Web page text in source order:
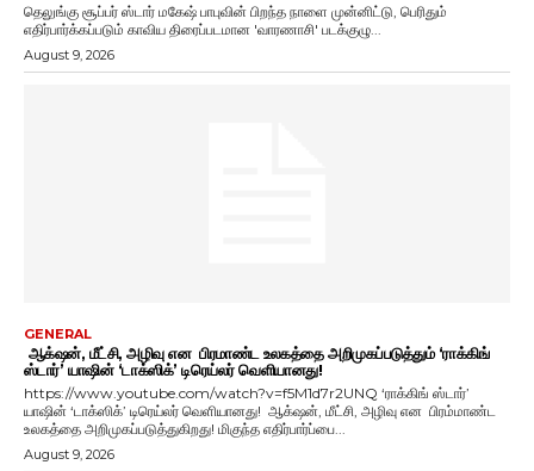
தெலுங்கு சூப்பர் ஸ்டார் மகேஷ் பாபுவின் பிறந்த நாளை முன்னிட்டு, பெரிதும்
எதிர்பார்க்கப்படும் காவிய திரைப்படமான 'வாரணாசி' படக்குழு...
August 9, 2026
GENERAL
ஆக்‌ஷன், மீட்சி, அழிவு என பிரமாண்ட உலகத்தை அறிமுகப்படுத்தும் ‘ராக்கிங்
ஸ்டார்’ யாஷின் ‘டாக்ஸிக்’ டிரெய்லர் வெளியானது!
https://www.youtube.com/watch?v=f5M1d7r2UNQ ‘ராக்கிங் ஸ்டார்’
யாஷின் ‘டாக்ஸிக்’ டிரெய்லர் வெளியானது! ஆக்‌ஷன், மீட்சி, அழிவு என பிரம்மாண்ட
உலகத்தை அறிமுகப்படுத்துகிறது! மிகுந்த எதிர்பார்ப்பை...
August 9, 2026